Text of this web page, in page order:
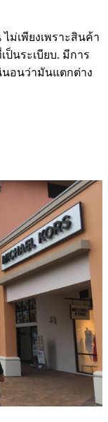
ม่เพียงเพราะสินค้า
นระเบียบ. มีการ
อนว่ามันแตกต่าง